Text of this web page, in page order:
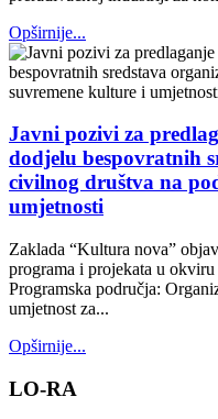
Opširnije...
Javni pozivi za
dodjelu bespovratnih
civilnog društva na
umjetnosti
Zaklada “Kultura nova”
programa i projekata u
Programska područja:
umjetnost za...
Opširnije...
LO-RA